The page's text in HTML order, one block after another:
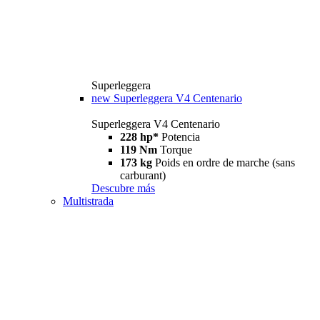
Superleggera
new Superleggera V4 Centenario
Superleggera V4 Centenario
228 hp* Potencia
119 Nm Torque
173 kg Poids en ordre de marche (sans
carburant)
Descubre más
Multistrada